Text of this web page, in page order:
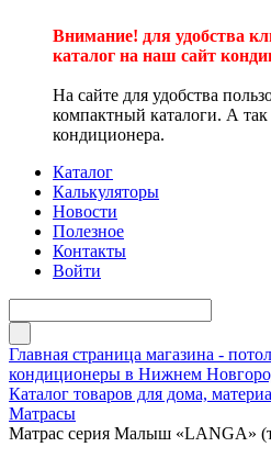
Внимание! для удобства
каталог на наш сайт
На сайте для удобства
компактный каталоги. А
кондиционера.
Каталог
Калькуляторы
Новости
Полезное
Контакты
Войти
Главная страница магазина -
кондиционеры в Нижнем
Каталог товаров для дома,
Матрасы
Матрас серия Малыш «LANGA»